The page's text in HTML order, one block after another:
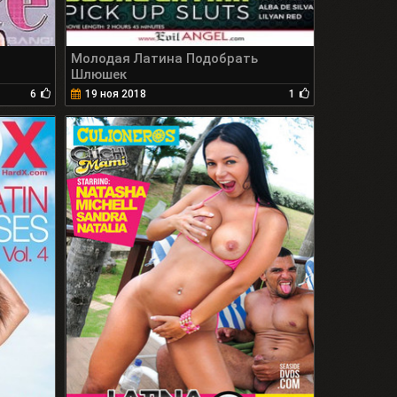
6
Молодая Латина Подобрать
Шлюшек
19 ноя 2018 1